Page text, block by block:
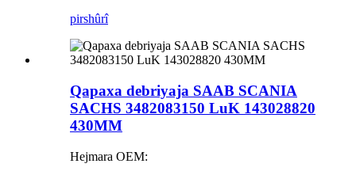
pirshûrî
Qapaxa debriyaja SAAB SCANIA
SACHS 3482083150 LuK 143028820
430MM
Hejmara OEM: